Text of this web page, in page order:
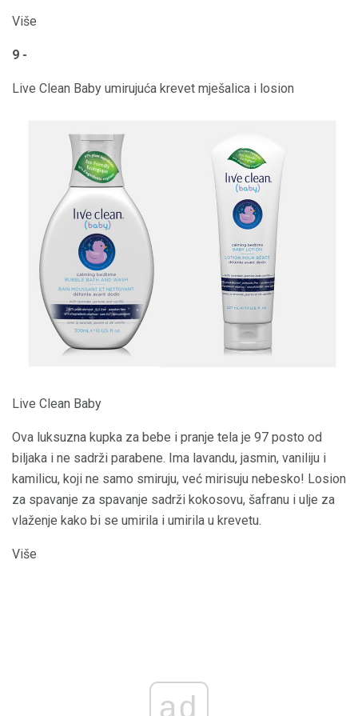
Više
9 -
Live Clean Baby umirujuća krevet mješalica i losion
Live Clean Baby
Ova luksuzna kupka za bebe i pranje tela je 97 posto od
biljaka i ne sadrži parabene. Ima lavandu, jasmin, vaniliju i
kamilicu, koji ne samo smiruju, već mirisuju nebesko! Losion
za spavanje za spavanje sadrži kokosovu, šafranu i ulje za
vlaženje kako bi se umirila i umirila u krevetu.
Više
ad